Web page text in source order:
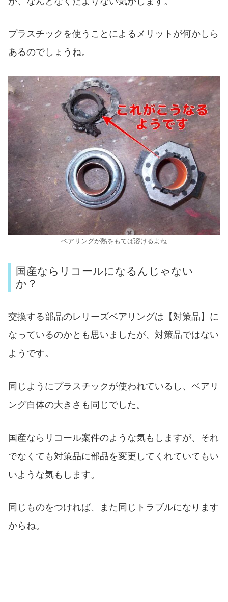
プラスチックを使うことによるメリットが何かしら
あるのでしょうね。
ベアリングが熱をもてば溶けるよね
国産ならリコールになるんじゃない
か？
交換する部品のレリーズベアリングは【対策品】に
なっているのかとも思いましたが、対策品ではない
ようです。
同じようにプラスチックが使われているし、ベアリ
ング自体の大きさも同じでした。
国産ならリコール案件のような気もしますが、それ
でなくても対策品に部品を変更してくれていてもい
いような気もします。
同じものをつければ、また同じトラブルになります
からね。